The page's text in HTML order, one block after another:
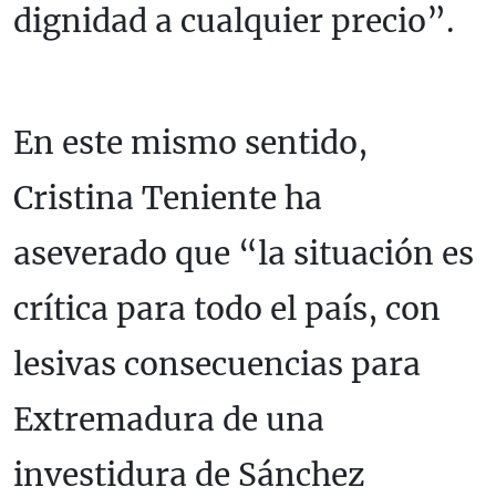
dignidad a cualquier precio”.
En este mismo sentido,
Cristina Teniente ha
aseverado que “la situación es
crítica para todo el país, con
lesivas consecuencias para
Extremadura de una
investidura de Sánchez